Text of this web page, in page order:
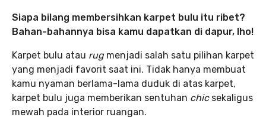
Siapa bilang membersihkan karpet bulu itu ribet?
Bahan-bahannya bisa kamu dapatkan di dapur, lho!
Karpet bulu atau rugmenjadi salah satu pilihan karpet
yang menjadi favorit saat ini. Tidak hanya membuat
kamu nyaman berlama-lama duduk di atas karpet,
karpet bulu juga memberikan sentuhan chic sekaligus
mewah pada interior ruangan.